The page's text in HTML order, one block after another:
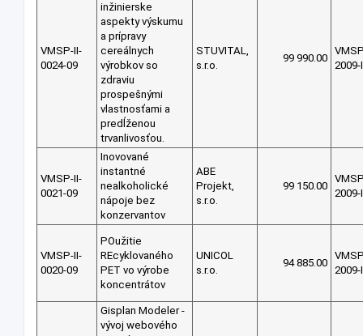
VMSP-II-
0024-09
inžinierske
aspekty výskumu
a prípravy
cereálnych
výrobkov so
zdraviu
prospešnými
vlastnosťami a
predĺženou
trvanlivosťou.
STUVITAL,
s.r.o.
99 990.00
2009-
VMSP-II-
0021-09
Inovované
instantné
nealkoholické
nápoje bez
konzervantov
ABE
Projekt,
s.r.o.
99 150.00
2009-
VMSP-II-
0020-09
POužitie
REcyklovaného
PET vo výrobe
koncentrátov
UNICOL
s.r.o.
94 885.00
2009-
Gisplan Modeler -
vývoj webového